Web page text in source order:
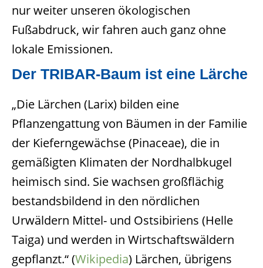
nur weiter unseren ökologischen
Fußabdruck, wir fahren auch ganz ohne
lokale Emissionen.
Der TRIBAR-Baum ist eine Lärche
„Die Lärchen (Larix) bilden eine
Pflanzengattung von Bäumen in der Familie
der Kieferngewächse (Pinaceae), die in
gemäßigten Klimaten der Nordhalbkugel
heimisch sind. Sie wachsen großflächig
bestandsbildend in den nördlichen
Urwäldern Mittel- und Ostsibiriens (Helle
Taiga) und werden in Wirtschaftswäldern
gepflanzt.“ (Wikipedia) Lärchen, übrigens